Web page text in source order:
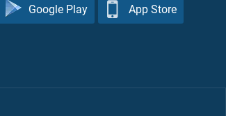
Google Play App Store